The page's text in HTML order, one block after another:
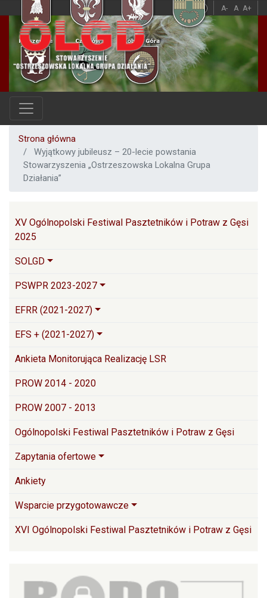
Przejdź
do
treści
A- A A+
A A
Strona główna
Wyjątkowy jubileusz – 20-lecie powstania
Stowarzyszenia „Ostrzeszowska Lokalna Grupa
Działania”
Główna nawigacja
XV Ogólnopolski Festiwal Pasztetników i Potraw z Gęsi
2025
SOLGD
PSWPR 2023-2027
EFRR (2021-2027)
EFS + (2021-2027)
Ankieta Monitorująca Realizację LSR
PROW 2014 - 2020
PROW 2007 - 2013
Ogólnopolski Festiwal Pasztetników i Potraw z Gęsi
Zapytania ofertowe
Ankiety
Wsparcie przygotowawcze
XVI Ogólnopolski Festiwal Pasztetników i Potraw z Gęsi